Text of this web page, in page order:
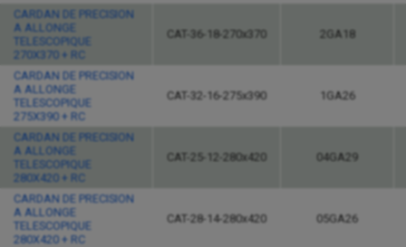
CARDAN DE PRECISION
A ALLONGE
TELESCOPIQUE
270X370 + RC
CAT-36-18-270x370 2GA18
CARDAN DE PRECISION
A ALLONGE
TELESCOPIQUE
275X390 + RC
CAT-32-16-275x390 1GA26
CARDAN DE PRECISION
A ALLONGE
TELESCOPIQUE
280X420 + RC
CAT-25-12-280x420 04GA29
CARDAN DE PRECISION
A ALLONGE
TELESCOPIQUE
280X420 + RC
CAT-28-14-280x420 05GA26